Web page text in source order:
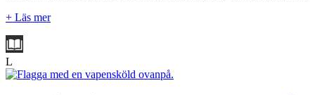
+ Läs mer
L